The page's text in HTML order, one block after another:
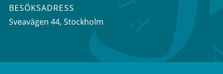
BESÖKSADRESS
Sveavägen 44, Stockholm